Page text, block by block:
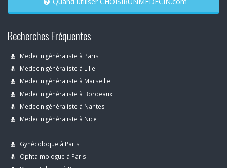
Recherches Fréquentes
Medecin généraliste à Paris
Medecin généraliste à Lille
Medecin généraliste à Marseille
Medecin généraliste à Bordeaux
Medecin généraliste à Nantes
Medecin généraliste à Nice
Gynécoloque à Paris
Ophtalmologue à Paris